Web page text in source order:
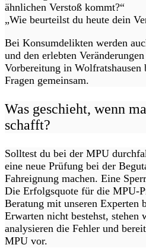
ähnlichen Verstoß kommt?“
„Wie beurteilst du heute dein
Bei Konsumdelikten werden
und den erlebten
Vorbereitung in Wolfratshausen
Fragen gemeinsam.
Was geschieht, wenn
schafft?
Solltest du bei der MPU
eine neue Prüfung bei der
Fahreignung machen. Eine
Die Erfolgsquote für die MPU-
Beratung mit unseren Experten
Erwarten nicht bestehst,
analysieren die Fehler und
MPU vor.